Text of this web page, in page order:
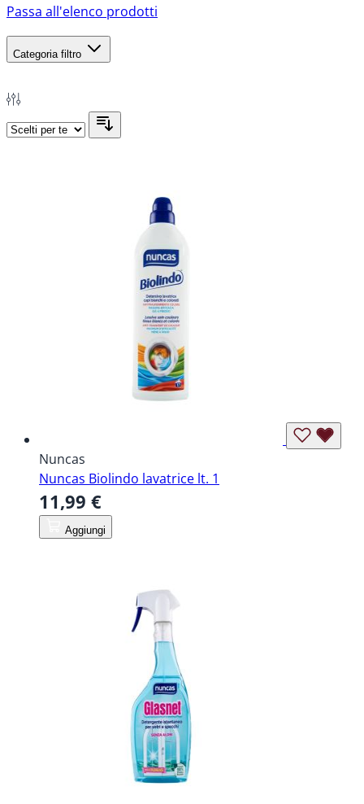
Passa all'elenco prodotti
Categoria filtro
Nuncas
Nuncas Biolindo lavatrice lt. 1
11,99 €
Aggiungi